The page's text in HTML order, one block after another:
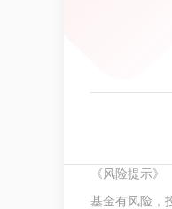
《风险提示》
基金有风险，